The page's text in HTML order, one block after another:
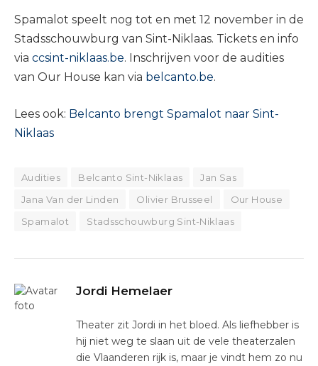
Spamalot speelt nog tot en met 12 november in de
Stadsschouwburg van Sint-Niklaas. Tickets en info
via ccsint-niklaas.be. Inschrijven voor de audities
van Our House kan via belcanto.be.
Lees ook: Belcanto brengt Spamalot naar Sint-
Niklaas
Audities Belcanto Sint-Niklaas
Jan Sas
Jana Van der Linden
Olivier Brusseel
Our House
Spamalot
Stadsschouwburg Sint-Niklaas
Jordi Hemelaer
Theater zit Jordi in het bloed. Als liefhebber is
hij niet weg te slaan uit de vele theaterzalen
die Vlaanderen rijk is, maar je vindt hem zo nu